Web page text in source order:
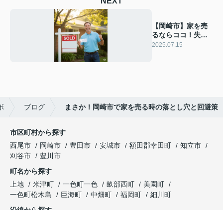
【岡崎市】家を売
るならココ！失敗
しない査定依頼と
2025.07.15
ブログ まさか！岡崎市で家を売る時の落とし穴と回避策
市区町村から探す
西尾市
岡崎市 豊田市 安城市 額田郡幸田町
知立市
刈谷市
豊川市
町名から探す
上地
米津町 一色町一色 畝部西町
美園町
一色町松木島
巨海町 中畑町 福岡町
細川町